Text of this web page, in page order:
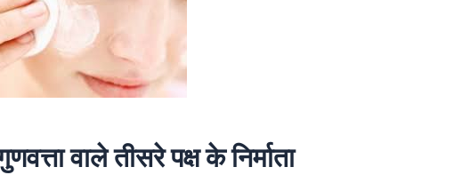
वाले तीसरे पक्ष के निर्माता